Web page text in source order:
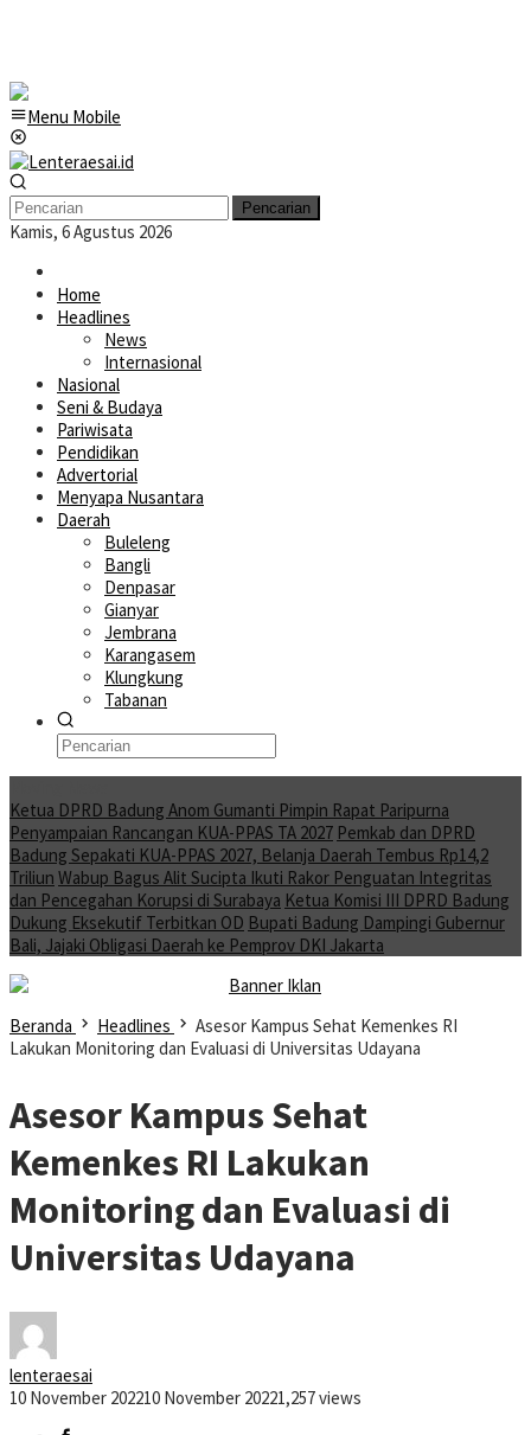
Menu Mobile
Pencarian
Kamis, 6 Agustus 2026
Home
Headlines
News
Internasional
Nasional
Seni & Budaya
Pariwisata
Pendidikan
Advertorial
Menyapa Nusantara
Daerah
Buleleng
Bangli
Denpasar
Gianyar
Jembrana
Karangasem
Klungkung
Tabanan
Ketua DPRD Badung Anom Gumanti Pimpin Rapat Paripurna
Penyampaian Rancangan KUA-PPAS TA 2027 Pemkab dan DPRD
Badung Sepakati KUA-PPAS 2027, Belanja Daerah Tembus Rp14,2
Triliun Wabup Bagus Alit Sucipta Ikuti Rakor Penguatan Integritas
dan Pencegahan Korupsi di Surabaya Ketua Komisi III DPRD Badung
Dukung Eksekutif Terbitkan OD Bupati Badung Dampingi Gubernur
Bali, Jajaki Obligasi Daerah ke Pemprov DKI Jakarta
Beranda Headlines
Asesor Kampus Sehat Kemenkes RI
Lakukan Monitoring dan Evaluasi di Universitas Udayana
Asesor Kampus Sehat
Kemenkes RI Lakukan
Monitoring dan Evaluasi di
Universitas Udayana
lenteraesai
10 November 202210 November 20221,257 views